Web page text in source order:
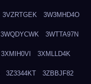
3VZRTGEK 3W3MHD4O
3WQDYCWK 3WTTA97N
3XMIH0VI 3XMLLD4K
3Z3344KT 3ZBBJF82